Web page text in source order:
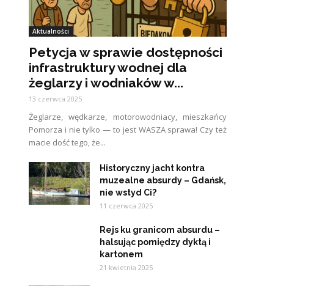
Aktualności
Petycja w sprawie dostępności
infrastruktury wodnej dla
żeglarzy i wodniaków w...
13 czerwca 2025
Żeglarze, wędkarze, motorowodniacy, mieszkańcy
Pomorza i nie tylko — to jest WASZA sprawa! Czy też
macie dość tego, że...
Historyczny jacht kontra
muzealne absurdy – Gdańsk,
nie wstyd Ci?
11 czerwca 2025
Rejs ku granicom absurdu –
halsując pomiędzy dyktą i
kartonem
21 kwietnia 2025